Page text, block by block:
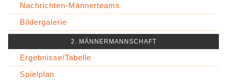
Nachrichten-Männerteams
Bildergalerie
2. MÄNNERMANNSCHAFT
Ergebnisse/Tabelle
Spielplan